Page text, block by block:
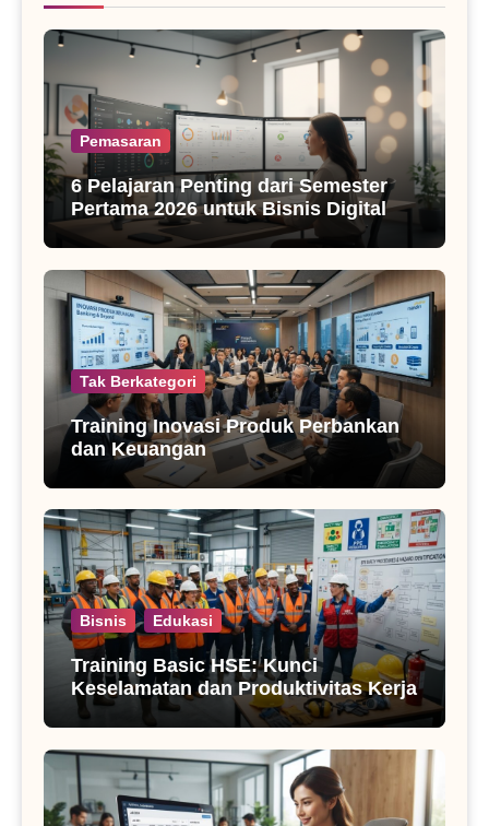
Pemasaran
6 Pelajaran Penting dari Semester
Pertama 2026 untuk Bisnis Digital
Tak Berkategori
Training Inovasi Produk Perbankan
dan Keuangan
Bisnis Edukasi
Training Basic HSE: Kunci
Keselamatan dan Produktivitas Kerja